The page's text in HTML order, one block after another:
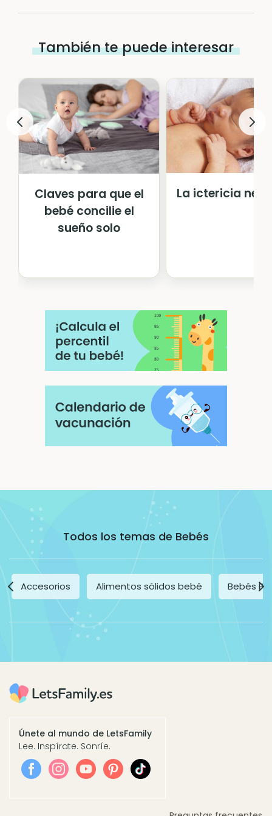
También te puede interesar
Claves para que el
bebé concilie el
sueño solo
La ictericia
Todos los temas de Bebés
Accesorios Alimentos sólidos bebé Bebés
Únete al mundo de LetsFamily
Lee. Inspírate. Sonríe.